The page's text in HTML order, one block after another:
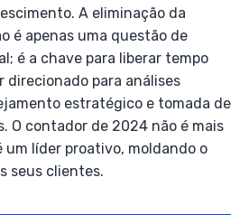
A eliminação da
é apenas uma questão de
é a chave para liberar tempo
direcionado para análises
estratégico e tomada de
O contador de 2024 não é mais
um líder proativo, moldando o
seus clientes.